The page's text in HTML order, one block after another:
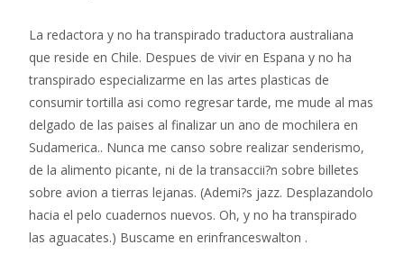
La redactora y no ha transpirado traductora australiana
que reside en Chile. Despues de vivir en Espana y no ha
transpirado especializarme en las artes plasticas de
consumir tortilla asi­ como regresar tarde, me mude al mas
delgado de las paises al finalizar un ano de mochilera en
Sudamerica.. Nunca me canso sobre realizar senderismo,
de la alimento picante, ni de la transaccii?n sobre billetes
sobre avion a tierras lejanas. (Ademi?s jazz. Desplazandolo
hacia el pelo cuadernos nuevos. Oh, y no ha transpirado
las aguacates.) Buscame en erinfranceswalton .